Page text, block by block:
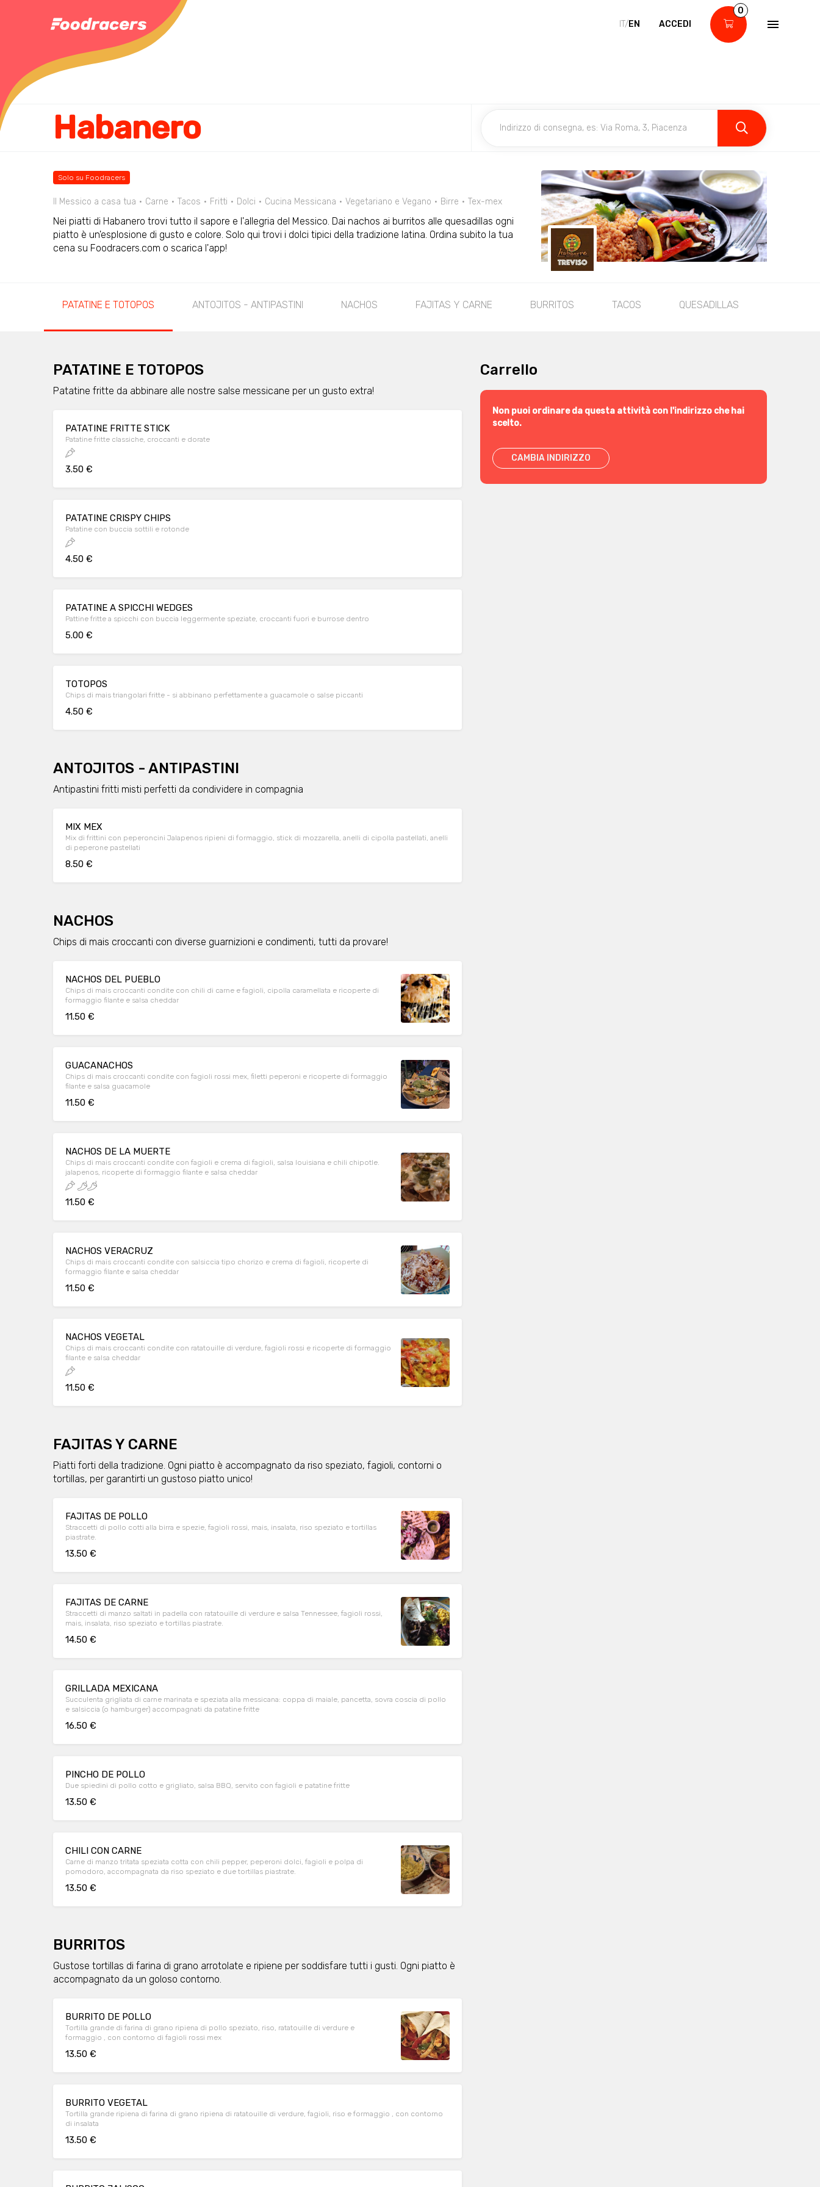
IT/EN ACCEDI
0
Habanero
Solo su Foodracers
Il Messico a casa tua Carne Tacos Fritti Dolci Cucina Messicana Vegetariano e Vegano Birre Tex-mex
Nei piatti di Habanero trovi tutto il sapore e l'allegria del Messico. Dai nachos ai burritos alle quesadillas ogni
piatto è un'esplosione di gusto e colore. Solo qui trovi i dolci tipici della tradizione latina. Ordina subito la tua
cena su Foodracers.com o scarica l'app!
PATATINE E TOTOPOS ANTOJITOS - ANTIPASTINI NACHOS FAJITAS Y CARNE BURRITOS TACOS QUESADILLAS
PATATINE E TOTOPOS
Patatine fritte da abbinare alle nostre salse messicane per un gusto extra!
PATATINE FRITTE STICK
Patatine fritte classiche, croccanti e dorate
3.50 €
PATATINE CRISPY CHIPS
Patatine con buccia sottili e rotonde
4.50 €
PATATINE A SPICCHI WEDGES
Pattine fritte a spicchi con buccia leggermente speziate, croccanti fuori e burrose dentro
5.00 €
TOTOPOS
Chips di mais triangolari fritte - si abbinano perfettamente a guacamole o salse piccanti
4.50 €
ANTOJITOS - ANTIPASTINI
Antipastini fritti misti perfetti da condividere in compagnia
MIX MEX
Mix di frittini con peperoncini Jalapenos ripieni di formaggio, stick di mozzarella, anelli di cipolla pastellati, anelli
di peperone pastellati
8.50 €
NACHOS
Chips di mais croccanti con diverse guarnizioni e condimenti, tutti da provare!
NACHOS DEL PUEBLO
Chips di mais croccanti condite con chili di carne e fagioli, cipolla caramellata e ricoperte di
formaggio filante e salsa cheddar
11.50 €
GUACANACHOS
Chips di mais croccanti condite con fagioli rossi mex, filetti peperoni e ricoperte di formaggio
filante e salsa guacamole
11.50 €
NACHOS DE LA MUERTE
Chips di mais croccanti condite con fagioli e crema di fagioli, salsa louisiana e chili chipotle.
jalapenos, ricoperte di formaggio filante e salsa cheddar
11.50 €
NACHOS VERACRUZ
Chips di mais croccanti condite con salsiccia tipo chorizo e crema di fagioli, ricoperte di
formaggio filante e salsa cheddar
11.50 €
NACHOS VEGETAL
Chips di mais croccanti condite con ratatouille di verdure, fagioli rossi e ricoperte di formaggio
filante e salsa cheddar
11.50 €
FAJITAS Y CARNE
Piatti forti della tradizione. Ogni piatto è accompagnato da riso speziato, fagioli, contorni o
tortillas, per garantirti un gustoso piatto unico!
FAJITAS DE POLLO
Straccetti di pollo cotti alla birra e spezie, fagioli rossi, mais, insalata, riso speziato e tortillas
piastrate.
13.50 €
FAJITAS DE CARNE
Straccetti di manzo saltati in padella con ratatouille di verdure e salsa Tennessee, fagioli rossi,
mais, insalata, riso speziato e tortillas piastrate.
14.50 €
GRILLADA MEXICANA
Succulenta grigliata di carne marinata e speziata alla messicana: coppa di maiale, pancetta, sovra coscia di pollo
e salsiccia (o hamburger) accompagnati da patatine fritte
16.50 €
PINCHO DE POLLO
Due spiedini di pollo cotto e grigliato, salsa BBQ, servito con fagioli e patatine fritte
13.50 €
CHILI CON CARNE
Carne di manzo tritata speziata cotta con chili pepper, peperoni dolci, fagioli e polpa di
pomodoro, accompagnata da riso speziato e due tortillas piastrate.
13.50 €
BURRITOS
Gustose tortillas di farina di grano arrotolate e ripiene per soddisfare tutti i gusti. Ogni piatto è
accompagnato da un goloso contorno.
BURRITO DE POLLO
Tortilla grande di farina di grano ripiena di pollo speziato, riso, ratatouille di verdure e
formaggio , con contorno di fagioli rossi mex
13.50 €
BURRITO VEGETAL
Tortilla grande ripiena di farina di grano ripiena di ratatouille di verdure, fagioli, riso e formaggio , con contorno
di insalata
13.50 €
Carrello
Non puoi ordinare da questa attività con l'indirizzo che hai
scelto.
CAMBIA INDIRIZZO